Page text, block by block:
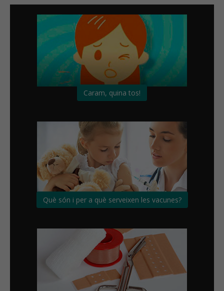
Caram, quina tos!
Què són i per a què serveixen les vacunes?